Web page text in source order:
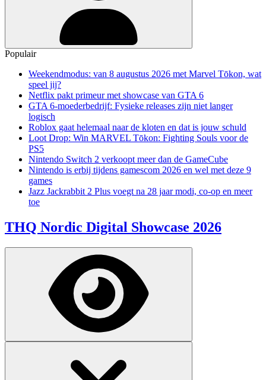
Populair
Weekendmodus: van 8 augustus 2026 met Marvel Tōkon, wat
speel jij?
Netflix pakt primeur met showcase van GTA 6
GTA 6-moederbedrijf: Fysieke releases zijn niet langer
logisch
Roblox gaat helemaal naar de kloten en dat is jouw schuld
Loot Drop: Win MARVEL Tōkon: Fighting Souls voor de
PS5
Nintendo Switch 2 verkoopt meer dan de GameCube
Nintendo is erbij tijdens gamescom 2026 en wel met deze 9
games
Jazz Jackrabbit 2 Plus voegt na 28 jaar modi, co-op en meer
toe
THQ Nordic Digital Showcase 2026